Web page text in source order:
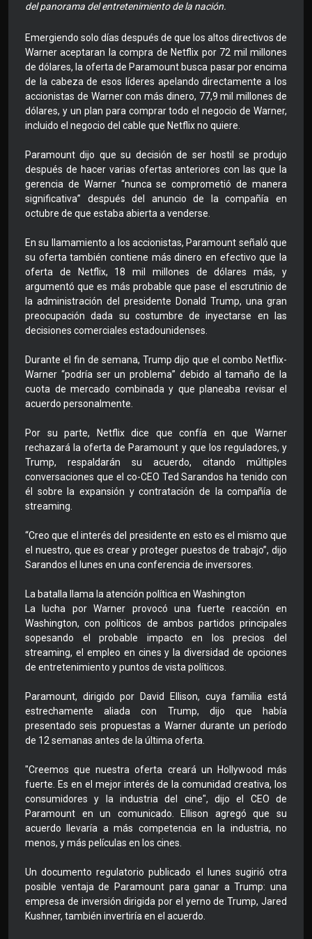
del panorama del entretenimiento de la nación.
Emergiendo solo días después de que los altos directivos de
Warner aceptaran la compra de Netflix por 72 mil millones
de dólares, la oferta de Paramount busca pasar por encima
de la cabeza de esos líderes apelando directamente a los
accionistas de Warner con más dinero, 77,9 mil millones de
dólares, y un plan para comprar todo el negocio de Warner,
incluido el negocio del cable que Netflix no quiere.
Paramount dijo que su decisión de ser hostil se produjo
después de hacer varias ofertas anteriores con las que la
gerencia de Warner “nunca se comprometió de manera
significativa” después del anuncio de la compañía en
octubre de que estaba abierta a venderse.
En su llamamiento a los accionistas, Paramount señaló que
su oferta también contiene más dinero en efectivo que la
oferta de Netflix, 18 mil millones de dólares más, y
argumentó que es más probable que pase el escrutinio de
la administración del presidente Donald Trump, una gran
preocupación dada su costumbre de inyectarse en las
decisiones comerciales estadounidenses.
Durante el fin de semana, Trump dijo que el combo Netflix-
Warner “podría ser un problema” debido al tamaño de la
cuota de mercado combinada y que planeaba revisar el
acuerdo personalmente.
Por su parte, Netflix dice que confía en que Warner
rechazará la oferta de Paramount y que los reguladores, y
Trump, respaldarán su acuerdo, citando múltiples
conversaciones que el co-CEO Ted Sarandos ha tenido con
él sobre la expansión y contratación de la compañía de
streaming.
“Creo que el interés del presidente en esto es el mismo que
el nuestro, que es crear y proteger puestos de trabajo”, dijo
Sarandos el lunes en una conferencia de inversores.
La batalla llama la atención política en Washington
La lucha por Warner provocó una fuerte reacción en
Washington, con políticos de ambos partidos principales
sopesando el probable impacto en los precios del
streaming, el empleo en cines y la diversidad de opciones
de entretenimiento y puntos de vista políticos.
Paramount, dirigido por David Ellison, cuya familia está
estrechamente aliada con Trump, dijo que había
presentado seis propuestas a Warner durante un período
de 12 semanas antes de la última oferta.
"Creemos que nuestra oferta creará un Hollywood más
fuerte. Es en el mejor interés de la comunidad creativa, los
consumidores y la industria del cine", dijo el CEO de
Paramount en un comunicado. Ellison agregó que su
acuerdo llevaría a más competencia en la industria, no
menos, y más películas en los cines.
Un documento regulatorio publicado el lunes sugirió otra
posible ventaja de Paramount para ganar a Trump: una
empresa de inversión dirigida por el yerno de Trump, Jared
Kushner, también invertiría en el acuerdo.